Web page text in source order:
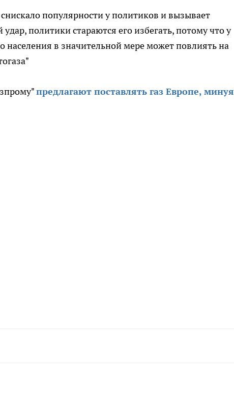
популярности у политиков и вызывает
политики стараются его избегать, потому что у
населения в значительной мере может повлиять на
предлагают поставлять газ Европе, минуя